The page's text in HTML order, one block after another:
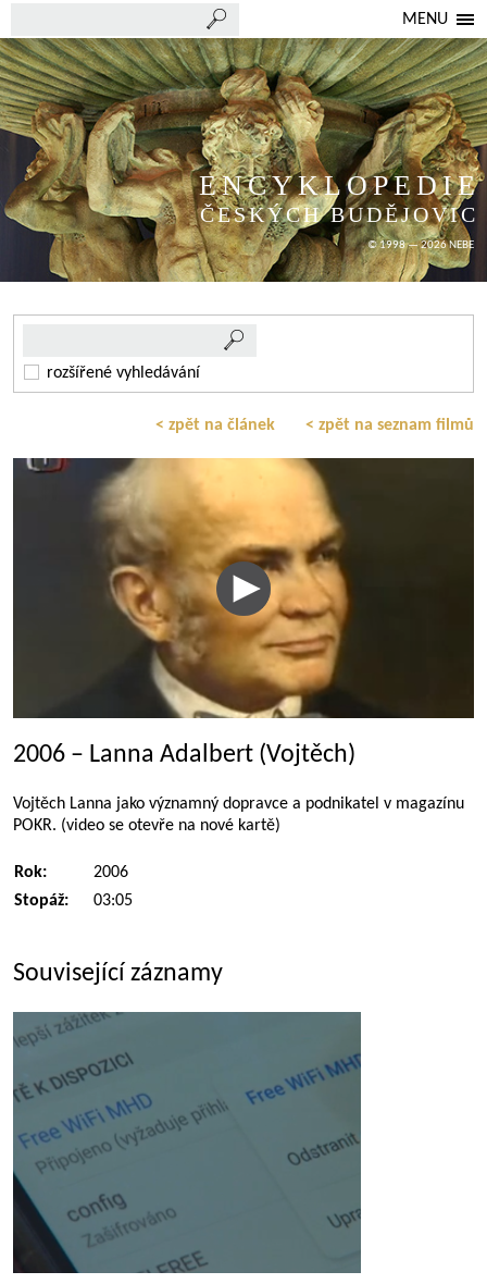
MENU
ENCYKLOPEDIE
ČESKÝCH BUDĚJOVIC
© 1998 — 2026 NEBE
rozšířené vyhledávání
< zpět na článek < zpět na seznam filmů
2006 – Lanna Adalbert (Vojtěch)
Vojtěch Lanna jako významný dopravce a podnikatel v magazínu
POKR. (video se otevře na nové kartě)
Rok:
2006
Stopáž:
03:05
Související záznamy